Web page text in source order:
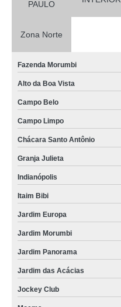
PAULO
Zona Norte
Fazenda Morumbi
Alto da Boa Vista
Campo Belo
Campo Limpo
Chácara Santo Antônio
Granja Julieta
Indianópolis
Itaim Bibi
Jardim Europa
Jardim Morumbi
Jardim Panorama
Jardim das Acácias
Jockey Club